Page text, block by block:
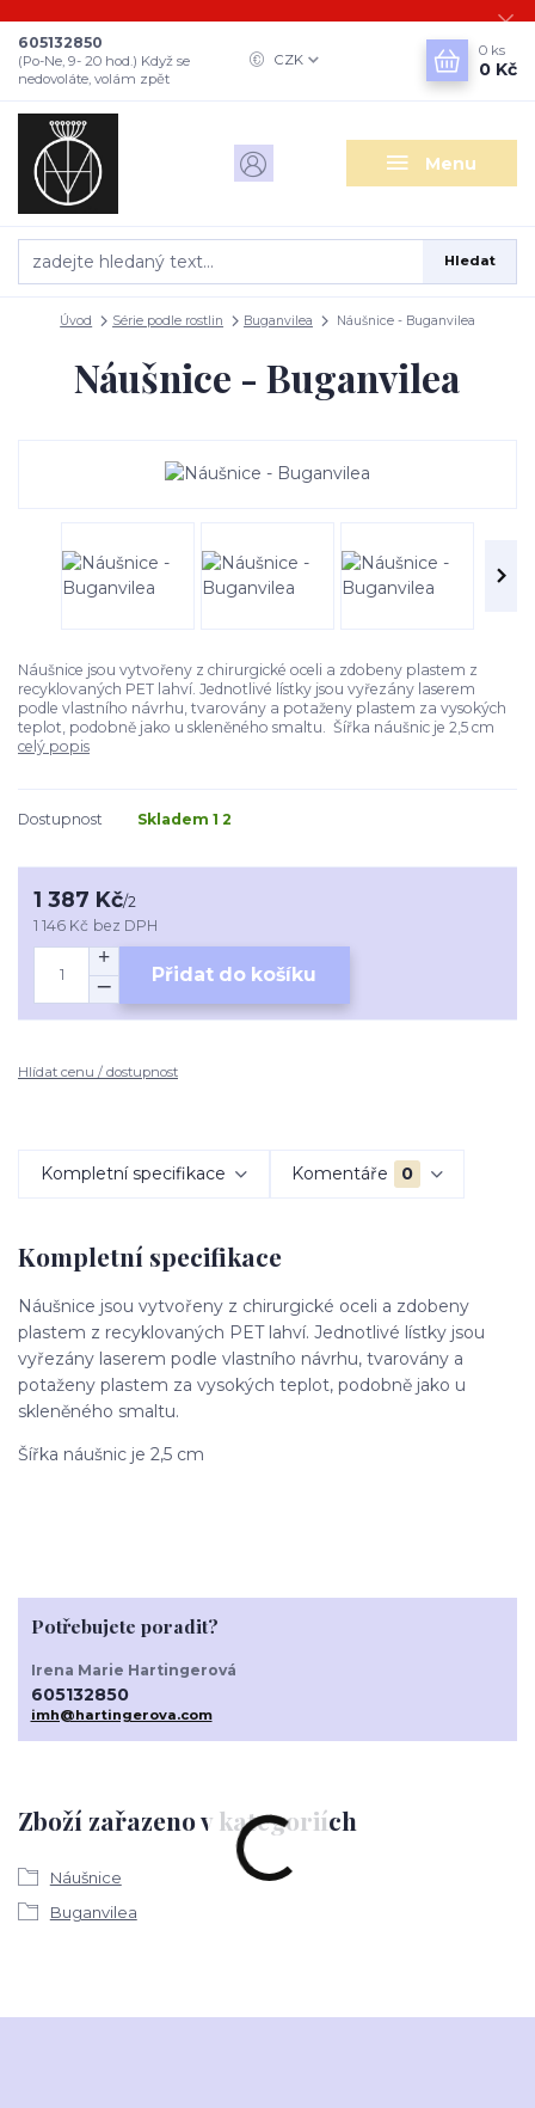
Menu
CZK
Hledat
605132850
(Po-Ne, 9- 20 hod.) Když se
nedovoláte, volám zpět
0 ks
0 Kč
Úvod Série podle rostlin Buganvilea Náušnice - Buganvilea
Náušnice - Buganvilea
Náušnice jsou vytvořeny z chirurgické oceli a zdobeny plastem z
recyklovaných PET lahví. Jednotlivé lístky jsou vyřezány laserem
podle vlastního návrhu, tvarovány a potaženy plastem za vysokých
teplot, podobně jako u skleněného smaltu. Šířka náušnic je 2,5 cm
celý popis
Dostupnost Skladem 1 2
1 387 Kč/2
1 146 Kč bez DPH
Přidat do košíku
Hlídat cenu / dostupnost
Kompletní specifikace Komentáře 0
Kompletní specifikace
Náušnice jsou vytvořeny z chirurgické oceli a zdobeny
plastem z recyklovaných PET lahví. Jednotlivé lístky jsou
vyřezány laserem podle vlastního návrhu, tvarovány a
potaženy plastem za vysokých teplot, podobně jako u
skleněného smaltu.
Šířka náušnic je 2,5 cm
Zboží zařazeno v kategoriích
Náušnice
Buganvilea
Potřebujete poradit?
Irena Marie Hartingerová
605132850
imh@hartingerova.com